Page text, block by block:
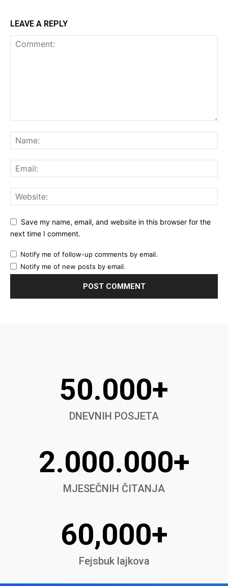
LEAVE A REPLY
Save my name, email, and website in this browser for the
next time I comment.
Notify me of follow-up comments by email.
Notify me of new posts by email.
50.000+
DNEVNIH POSJETA
2.000.000+
MJESEČNIH ČITANJA
60,000+
Fejsbuk lajkova